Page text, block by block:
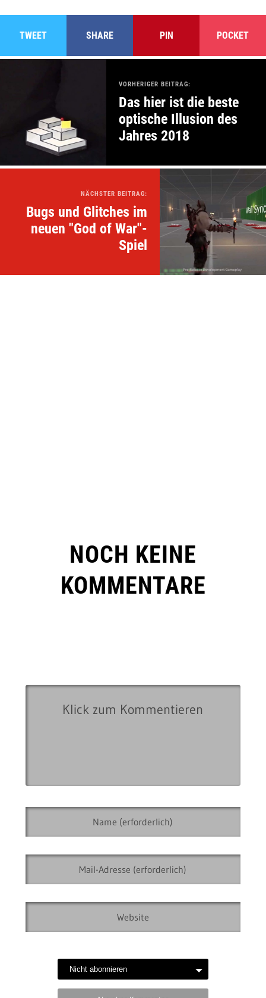
TWEET SHARE PIN POCKET
VORHERIGER BEITRAG:
Das hier ist die beste
optische Illusion des
Jahres 2018
NÄCHSTER BEITRAG:
Bugs und Glitches im
neuen "God of War"-
Spiel
NOCH KEINE
KOMMENTARE